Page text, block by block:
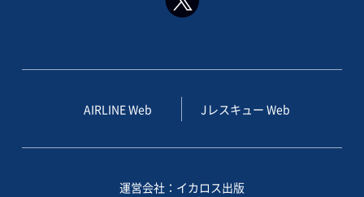
AIRLINE Web Jレスキュー Web
運営会社：イカロス出版